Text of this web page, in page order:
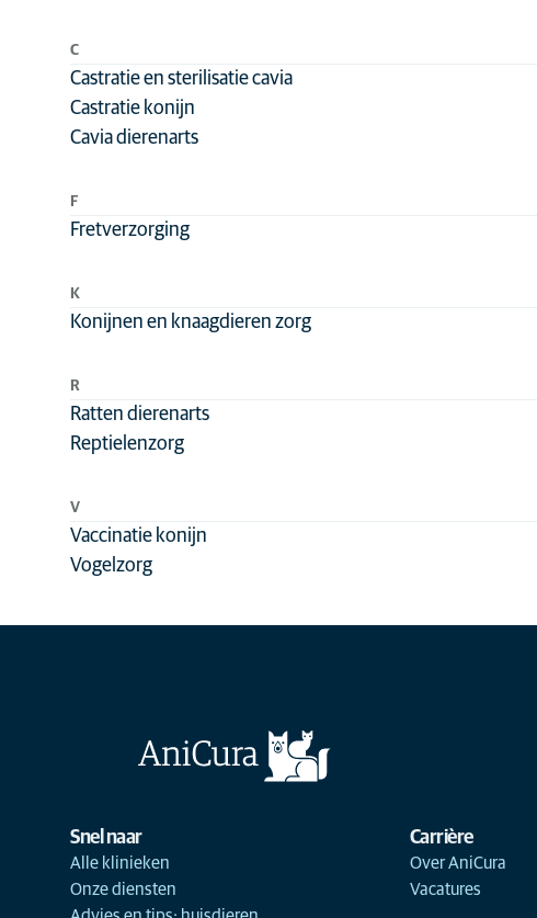
C
Castratie en sterilisatie cavia
Castratie konijn
Cavia dierenarts
F
Fretverzorging
K
Konijnen en knaagdieren zorg
R
Ratten dierenarts
Reptielenzorg
V
Vaccinatie konijn
Vogelzorg
Snel naar
Alle klinieken
Onze diensten
Carrière
Over AniCura
Vacatures